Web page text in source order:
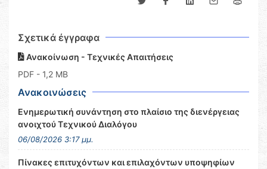
Σχετικά έγγραφα
Ανακοίνωση - Τεχνικές Απαιτήσεις
PDF - 1,2 MB
Ανακοινώσεις
Ενημερωτική συνάντηση στο πλαίσιο της διενέργειας
ανοιχτού Τεχνικού Διαλόγου
06/08/2026 3:17 μμ.
Πίνακες επιτυχόντων και επιλαχόντων υποψηφίων